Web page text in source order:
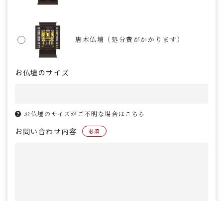
唐木仏壇（処分費がかかります）
お仏壇のサイズ
お仏壇のサイズがご不明な場合はこちら
お問い合わせ内容 必須